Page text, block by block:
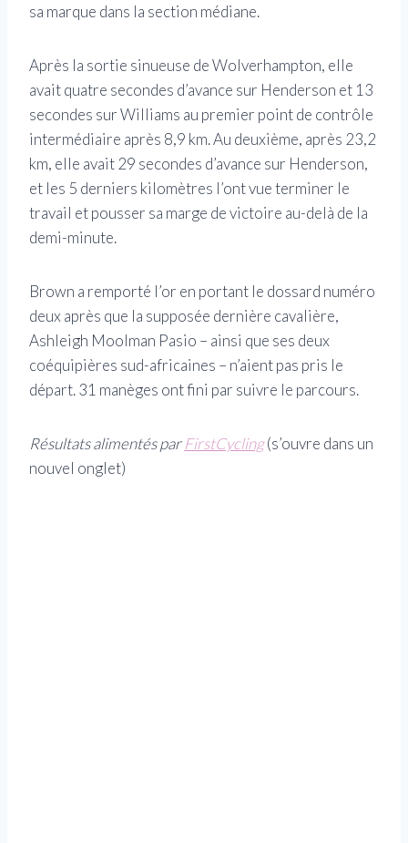
sa marque dans la section médiane.
Après la sortie sinueuse de Wolverhampton, elle
avait quatre secondes d’avance sur Henderson et 13
secondes sur Williams au premier point de contrôle
intermédiaire après 8,9 km. Au deuxième, après 23,2
km, elle avait 29 secondes d’avance sur Henderson,
et les 5 derniers kilomètres l’ont vue terminer le
travail et pousser sa marge de victoire au-delà de la
demi-minute.
Brown a remporté l’or en portant le dossard numéro
deux après que la supposée dernière cavalière,
Ashleigh Moolman Pasio – ainsi que ses deux
coéquipières sud-africaines – n’aient pas pris le
départ. 31 manèges ont fini par suivre le parcours.
Résultats alimentés parFirstCycling(s’ouvre dans un
nouvel onglet)